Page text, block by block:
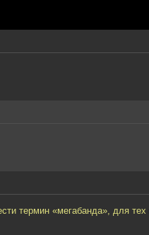
термин «мегабанда», для